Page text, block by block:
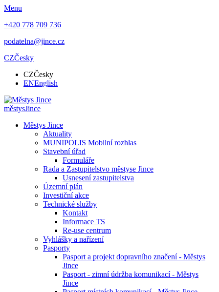
Menu
+420 778 709 736
podatelna@jince.cz
CZČesky
CZČesky
ENEnglish
městysJince
Městys Jince
Aktuality
MUNIPOLIS Mobilní rozhlas
Stavební úřad
Formuláře
Rada a Zastupitelstvo městyse Jince
Usnesení zastupitelstva
Územní plán
Investiční akce
Technické služby
Kontakt
Informace TS
Re-use centrum
Vyhlášky a nařízení
Pasporty
Pasport a projekt dopravního značení - Městys
Jince
Pasport - zimní údržba komunikací - Městys
Jince